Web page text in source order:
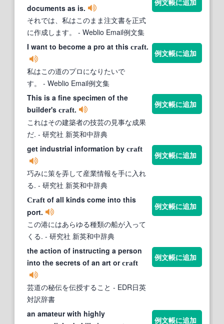
documents as is.
それでは、私はこのまま注文書を正式
に作成します。
- Weblio Email例文集
例文帳に追加
I want to become a pro at this craft.
私はこの道のプロになりたいで
す。
- Weblio Email例文集
例文帳に追加
This is a fine specimen of the
builder's craft.
これはその建築者の技芸の見事な成果
だ. - 研究社 新英和中辞典
例文帳に追加
get industrial information by craft
巧みに策を弄して産業情報を手に入れ
る. - 研究社 新英和中辞典
例文帳に追加
Craft of all kinds come into this
port.
この港にはあらゆる種類の船が入って
くる. - 研究社 新英和中辞典
例文帳に追加
the action of instructing a person
into the secrets of an art orcraft
芸道の秘伝を伝授すること - EDR日英
対訳辞書
例文帳に追加
an amateur with highly
例文帳に追加